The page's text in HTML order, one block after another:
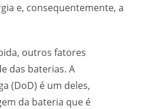
e, consequentemente, a
outros fatores
das baterias. A
(DoD) é um deles,
da bateria que é